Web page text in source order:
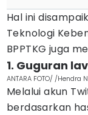
Hal ini
Teknologi
BPPTKG juga
1. Guguran
ANTARA FOTO/ /Hendra
Melalui akun
berdasarkan